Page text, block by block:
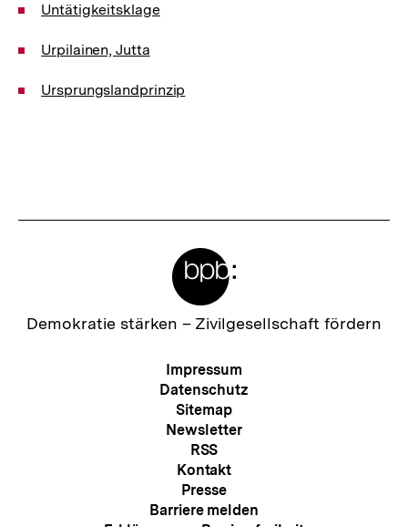
Untätigkeitsklage
Urpilainen, Jutta
Ursprungslandprinzip
Zur
Demokratie stärken – Zivilgesellschaft fördern
Meta-
Navigation
Impressum
Datenschutz
Sitemap
Newsletter
RSS
Kontakt
Presse
Barriere melden